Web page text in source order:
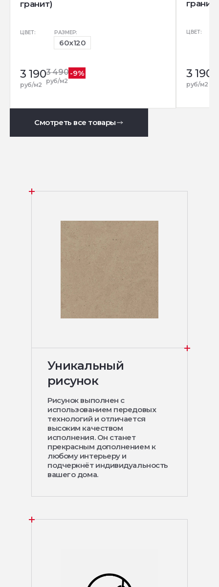
гранит)
ЦВЕТ: РАЗМЕР:
60x120
3 190
руб/м2
3 490
руб/м2
-9%
гранит)
ЦВЕТ:
3 190
руб/м2
Смотреть все товары
Уникальный
рисунок
Рисунок выполнен с
использованием передовых
технологий и отличается
высоким качеством
исполнения. Он станет
прекрасным дополнением к
любому интерьеру и
подчеркнёт индивидуальность
вашего дома.